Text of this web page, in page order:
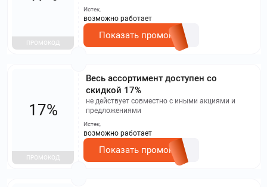
ПРОМОКОД
Истек,
возможно работает
Показать промокод
Весь ассортимент доступен со
скидкой 17%
не действует совместно с иными акциями и
предложениями
17%
ПРОМОКОД
Истек,
возможно работает
Показать промокод